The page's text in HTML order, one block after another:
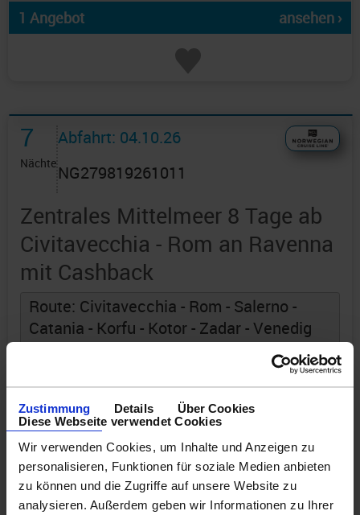
Zustimmung Details
Über Cookies
Diese Webseite verwendet Cookies
Wir verwenden Cookies, um Inhalte und Anzeigen zu
personalisieren, Funktionen für soziale Medien anbieten
zu können und die Zugriffe auf unsere Website zu
analysieren. Außerdem geben wir Informationen zu Ihrer
1 Angebot ansehen ›
7
Nächte
Abfahrt: 04.10.26
NG279819261011
Zentrales Mittelmeer 8 Tage ab
Civitavecchia - Rom an Ravenna
mit Cashback
Route: Civitavecchia - Rom - Salerno -
Catania - Korfu - Kotor - Zadar - Venedig
an Bord der »Norwegian Gem«